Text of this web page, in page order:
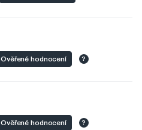
Ověřené hodnocení ?
Ověřené hodnocení ?